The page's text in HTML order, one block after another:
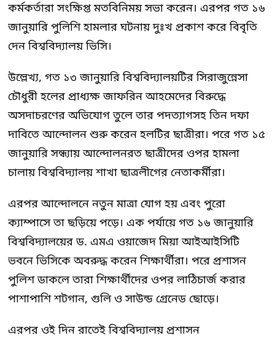
কর্মকর্তারা সংক্ষিপ্ত মতবিনিময় সভা করেন। এরপর গত ১৬
জানুয়ারি পুলিশি হামলার ঘটনায় দুঃখ প্রকাশ করে বিবৃতি
দেন বিশ্ববিদ্যালয় ভিসি।
উল্লেখ্য, গত ১৩ জানুয়ারি বিশ্ববিদ্যালয়টির সিরাজুন্নেসা
চৌধুরী হলের প্রাধ্যক্ষ জাফরিন আহমেদের বিরুদ্ধে
অসদাচরণের অভিযোগ তুলে তার পদত্যাগসহ তিন দফা
দাবিতে আন্দোলন শুরু করেন হলটির ছাত্রীরা। পরে গত ১৫
জানুয়ারি সন্ধ্যায় আন্দোলনরত ছাত্রীদের ওপর হামলা
চালায় বিশ্ববিদ্যালয় শাখা ছাত্রলীগের নেতাকর্মীরা।
এরপর আন্দোলনে নতুন মাত্রা যোগ হয় এবং পুরো
ক্যাম্পাসে তা ছড়িয়ে পড়ে। এক পর্যায়ে গত ১৬ জানুয়ারি
বিশ্ববিদ্যালয়ের ড. এমএ ওয়াজেদ মিয়া আইআইসিটি
ভবনে ভিসিকে অবরুদ্ধ করেন শিক্ষার্থীরা। পরে প্রশাসন
পুলিশ ডাকলে তারা শিক্ষার্থীদের ওপর লাঠিচার্জ করার
পাশাপাশি শটগান, গুলি ও সাউন্ড গ্রেনেড ছোড়ে।
এরপর ওই দিন রাতেই বিশ্ববিদ্যালয় প্রশাসন